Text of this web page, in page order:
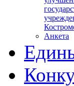
Анкета